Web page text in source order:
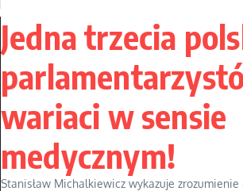
Jedna trzecia
wariaci w sensie
medycznym!
Stanisław Michalkiewicz wykazuje zrozumienie